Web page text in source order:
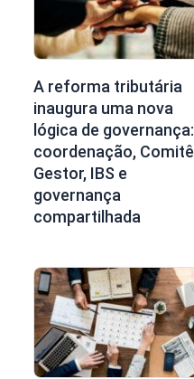
A reforma tributária
inaugura uma nova
lógica de governança:
coordenação, Comitê
Gestor, IBS e
governança
compartilhada